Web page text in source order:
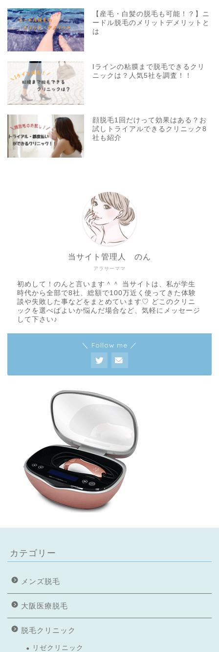
【産毛・白髪の脱毛も可能！？】ニ
ードル脱毛のメリットデメリットと
は
Iラインの粘膜まで脱毛できるクリ
ニックは？人気5社を調査！！
顔脱毛1回だけって効果はある？お
試しトライアルできるクリニック8
社も紹介
アラサーママ
当サイト管理人 のん
初めして！のんと言います＾＾ 当サイトは、私が学生
時代から全部で8社、総額で100万近く使ってきた体験
談や失敗した事などをまとめています♡ どこのクリニ
ックを選べばよいか悩んだ場合など、気軽にメッセージ
して下さい♪
＼ Follow me ／
カテゴリー
メンズ脱毛
大阪医療脱毛
脱毛クリニック
リゼクリニック